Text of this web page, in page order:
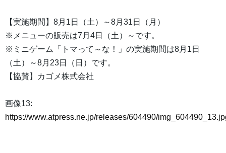
【実施期間】8月1日（土）～8月31日（月）
※メニューの販売は7月4日（土）～です。
※ミニゲーム「トマって～な！」の実施期間は8月1日
（土）～8月23日（日）です。
【協賛】カゴメ株式会社
画像13:
https://www.atpress.ne.jp/releases/604490/